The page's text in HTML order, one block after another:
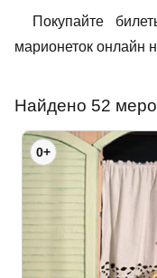
Покупайте
марионеток онлайн
Найдено 52
0+